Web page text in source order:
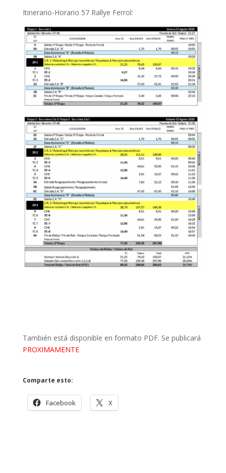
Itinerario-Horario 57 Rallye Ferrol:
También está disponible en formato PDF. Se publicará
PROXIMAMENTE
Comparte esto:
Facebook X